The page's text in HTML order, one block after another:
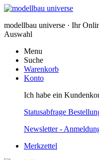
modellbau universe · Ihr
Auswahl
Menu
Suche
Warenkorb
Konto
Ich habe ein
Statusabfrage
Newsletter -
Merkzettel